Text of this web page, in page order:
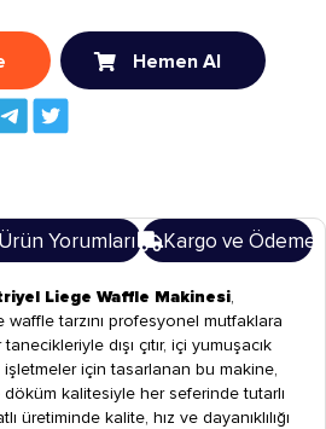
Hemen Al
Ürün Yorumları Kargo ve Ödeme
Liege Waffle Makinesi,
waffle tarzını profesyonel mutfaklara
dışı çıtır, içi yumuşacık
için tasarlanan bu makine,
döküm kalitesiyle her seferinde tutarlı
üretiminde kalite, hız ve dayanıklılığı